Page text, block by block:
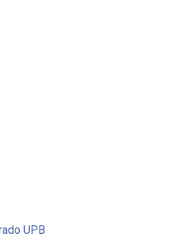
UPB